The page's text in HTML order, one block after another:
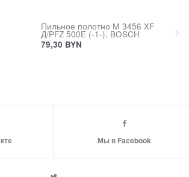
Пильное полотно М 3456 XF
Д/PFZ 500Е (-1-), BOSCH
79,30 BYN
Мы в Facebook